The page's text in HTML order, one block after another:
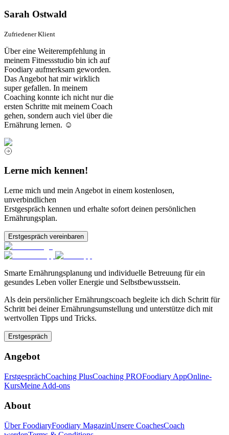
Sarah Ostwald
Zufriedener Klient
Über eine Weiterempfehlung in
meinem Fitnessstudio bin ich auf
Foodiary aufmerksam geworden.
Das Angebot hat mir wirklich
super gefallen. In meinem
Coaching konnte ich nicht nur die
ersten Schritte mit meinem Coach
gehen, sondern auch viel über die
Ernährung lernen. ☺️
Lerne mich kennen!
Lerne mich und mein Angebot in einem kostenlosen,
unverbindlichen
Erstgespräch kennen und erhalte sofort deinen persönlichen
Ernährungsplan.
Erstgespräch vereinbaren
Smarte Ernährungsplanung und individuelle Betreuung für ein
gesundes Leben voller Energie und Selbstbewusstsein.
Als dein persönlicher Ernährungscoach begleite ich dich Schritt für
Schritt bei deiner Ernährungsumstellung und unterstütze dich mit
wertvollen Tipps und Tricks.
Erstgespräch
Angebot
ErstgesprächCoaching PlusCoaching PROFoodiary AppOnline-
KursMeine Add-ons
About
Über FoodiaryFoodiary MagazinUnsere CoachesCoach